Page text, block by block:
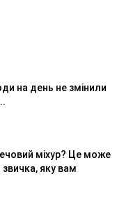
на день не змінили
міхур? Це може
яку вам